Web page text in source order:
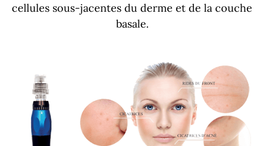
cellules sous-jacentes du derme et de la couche
basale.